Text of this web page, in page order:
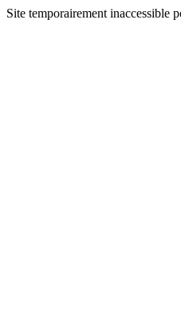
Site temporairement inaccessible